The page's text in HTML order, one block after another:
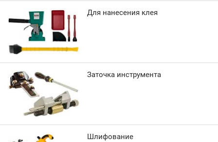
Для нанесения клея
Заточка инструмента
Шлифование